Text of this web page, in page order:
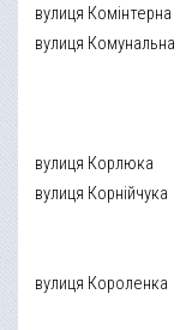
вулиця Комінтерна
вулиця Комунальна
вулиця Корлюка
вулиця Корнійчука
вулиця Короленка